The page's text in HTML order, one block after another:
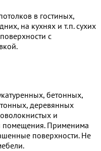
в гостиных,
на кухнях и т.п. сухих
с
бетонных,
деревянных
и
помещения. Применима
поверхности. Не